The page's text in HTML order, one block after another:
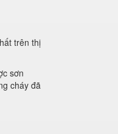
trên thị
sơn
cháy đã